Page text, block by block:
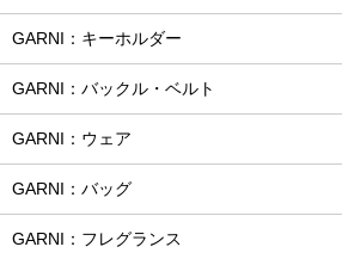
GARNI：キーホルダー
GARNI：バックル・ベルト
GARNI：ウェア
GARNI：バッグ
GARNI：フレグランス